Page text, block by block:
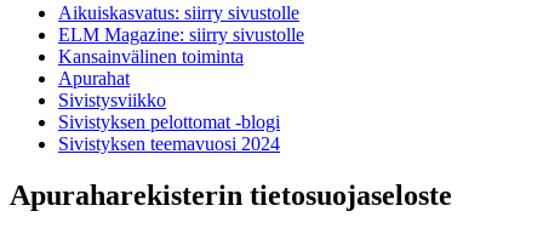
Aikuiskasvatus: siirry sivustolle
ELM Magazine: siirry sivustolle
Kansainvälinen toiminta
Apurahat
Sivistysviikko
Sivistyksen pelottomat -blogi
Sivistyksen teemavuosi 2024
Apuraharekisterin tietosuojaseloste